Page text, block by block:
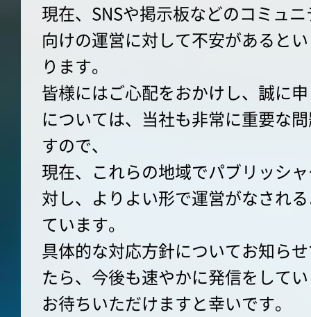
現在、SNSや掲示板などのコミュ
向けの運営に対して不安があると
ります。
皆様にはご心配をおかけし、誠に
については、当社も非常に重要な
すので、
現在、これらの地域でパブリッシ
対し、よりよい形で運営がなされ
ています。
具体的な対応方針についてお知ら
たら、今後も速やかに発信をして
お待ちいただけますと幸いです。